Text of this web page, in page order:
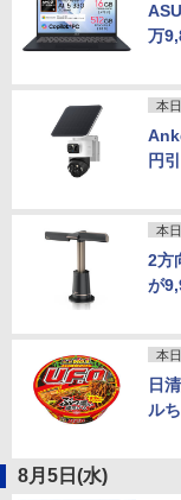
万
本
円
本
2方
が
本
日
ル
8月5日(水)